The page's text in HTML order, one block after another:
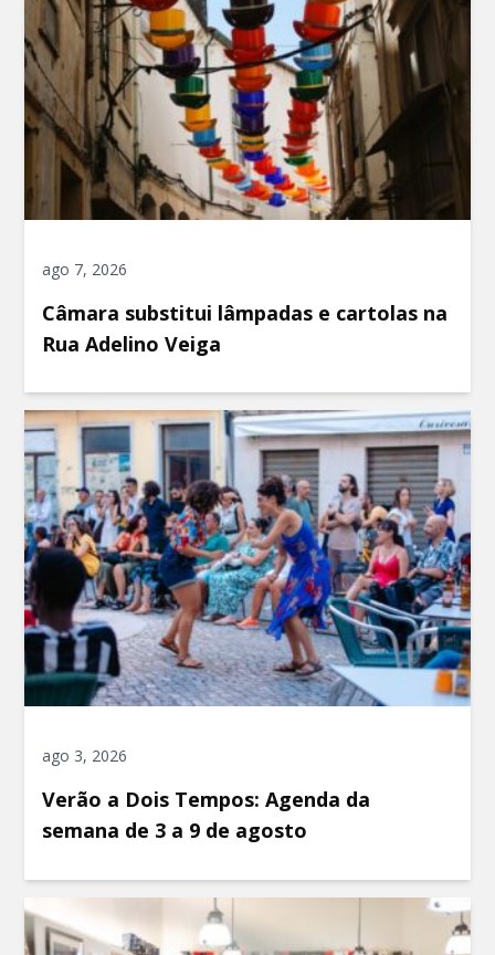
ago 7, 2026
Câmara substitui lâmpadas e cartolas na
Rua Adelino Veiga
ago 3, 2026
Verão a Dois Tempos: Agenda da
semana de 3 a 9 de agosto